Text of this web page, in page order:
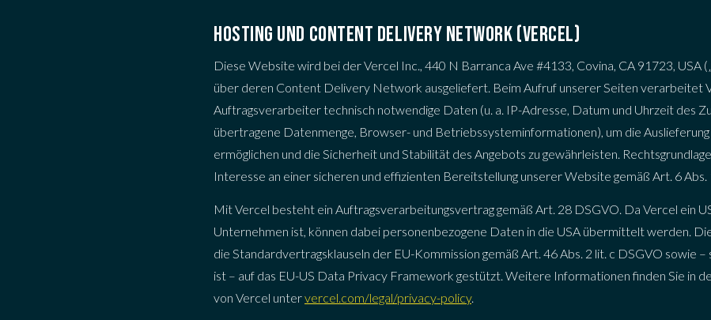
HOSTING UND CONTENT DELIVERY NETWORK (VERCEL)
Diese Website wird bei der Vercel Inc., 440 N Barranca Ave #4133, Covina, CA 91723, USA
über deren Content Delivery Network ausgeliefert. Beim Aufruf unserer Seiten verarbeitet
Auftragsverarbeiter technisch notwendige Daten (u. a. IP-Adresse, Datum und Uhrzeit des
übertragene Datenmenge, Browser- und Betriebssysteminformationen), um die
ermöglichen und die Sicherheit und Stabilität des Angebots zu gewährleisten.
Interesse an einer sicheren und effizienten Bereitstellung unserer Website gemäß Art. 6 Abs.
Mit Vercel besteht ein Auftragsverarbeitungsvertrag gemäß Art. 28 DSGVO. Da Vercel ein
Unternehmen ist, können dabei personenbezogene Daten in die USA übermittelt werden.
die Standardvertragsklauseln der EU-Kommission gemäß Art. 46 Abs. 2 lit. c DSGVO sowie
ist – auf das EU-US Data Privacy Framework gestützt. Weitere Informationen finden Sie in
von Vercel untervercel.com/legal/privacy-policy.